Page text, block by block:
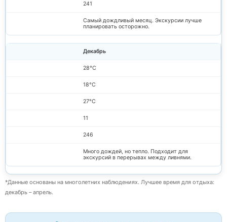
241
Самый дождливый месяц. Экскурсии лучше
планировать осторожно.
Декабрь
28°C
18°C
27°C
11
246
Много дождей, но тепло. Подходит для
экскурсий в перерывах между ливнями.
*Данные основаны на многолетних наблюдениях. Лучшее время для отдыха:
декабрь – апрель.